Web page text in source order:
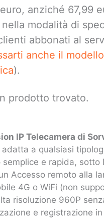
anziché 67,99
modalità di
abbonati al
anche il
).
prodotto trovato.
IP Telecamera di
adatta a qualsiasi
semplice e rapida,
Accesso remoto alla
4G o WiFi (non
risoluzione 960P
e registrazione